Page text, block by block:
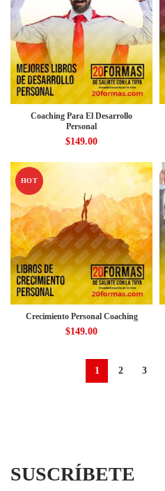
Coaching Para El Desarrollo
Personal
$149.00
HOT
Crecimiento Personal Coaching
$149.00
1 2 3
SUSCRÍBETE